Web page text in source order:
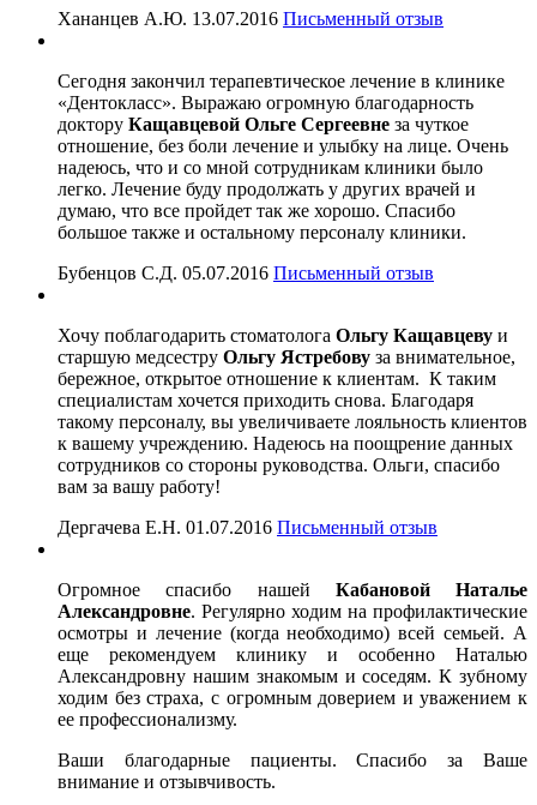
Хананцев А.Ю. 13.07.2016 Письменный отзыв
Сегодня закончил терапевтическое лечение в клинике
«Дентокласс». Выражаю огромную благодарность
доктору Кащавцевой Ольге Сергеевне за чуткое
отношение, без боли лечение и улыбку на лице. Очень
надеюсь, что и со мной сотрудникам клиники было
легко. Лечение буду продолжать у других врачей и
думаю, что все пройдет так же хорошо. Спасибо
большое также и остальному персоналу клиники.
Бубенцов С.Д. 05.07.2016 Письменный отзыв
Хочу поблагодарить стоматолога Ольгу Кащавцеву и
старшую медсестру Ольгу Ястребову за внимательное,
бережное, открытое отношение к клиентам. К таким
специалистам хочется приходить снова. Благодаря
такому персоналу, вы увеличиваете лояльность клиентов
к вашему учреждению. Надеюсь на поощрение данных
сотрудников со стороны руководства. Ольги, спасибо
вам за вашу работу!
Дергачева Е.Н. 01.07.2016 Письменный отзыв
Огромное спасибо нашей Кабановой Наталье
Александровне. Регулярно ходим на профилактические
осмотры и лечение (когда необходимо) всей семьей. А
еще рекомендуем клинику и особенно Наталью
Александровну нашим знакомым и соседям. К зубному
ходим без страха, с огромным доверием и уважением к
ее профессионализму.
Ваши благодарные пациенты. Спасибо за Ваше
внимание и отзывчивость.